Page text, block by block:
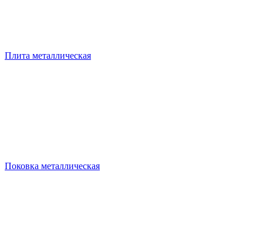
Плита металлическая
Поковка металлическая